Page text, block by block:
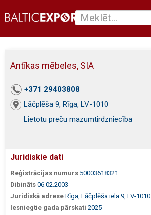
Antīkas mēbeles, SIA
+371 29403808
Lāčplēša 9, Rīga, LV-1010
Lietotu preču mazumtirdzniecība
Juridiskie dati
Reģistrācijas numurs 50003618321
Dibināts 06.02.2003
Juridiskā adrese Rīga, Lāčplēša iela 9, LV-1010
Iesniegtie gada pārskati 2025